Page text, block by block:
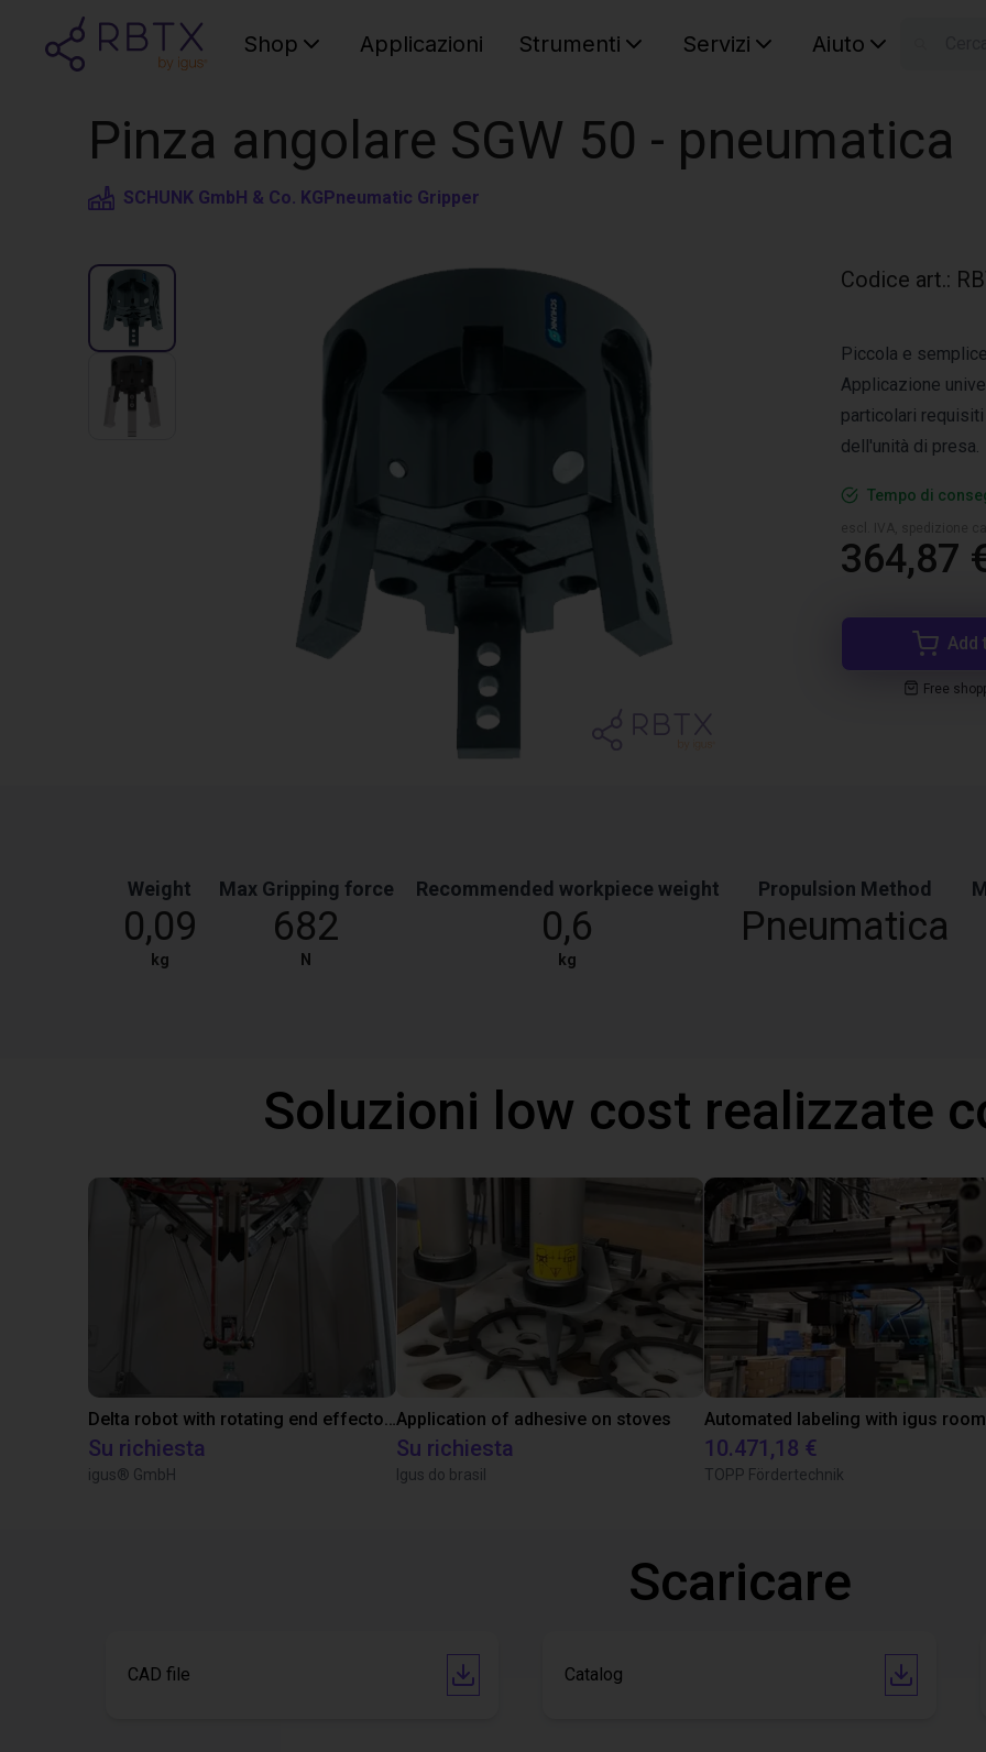
Shop Applicazioni Strumenti Servizi Aiuto
Pinza angolare SGW 50 - pneumatica
SCHUNK GmbH & Co. KGPneumatic Gripper
Codice art.:
Piccola e
Applicazione
particolari
dell'unità di presa.
Tempo di
364,87
Add
Free
Weight
0,09
kg
Max Gripping force
682
N
Recommended workpiece weight
0,6
kg
Propulsion Method
Pneumatica
Soluzioni low cost realizzate
Delta robot with rotating end effector opens bottle
Su richiesta
igus® GmbH
Application of adhesive on stoves
Su richiesta
Igus do brasil
10.471,18 €
TOPP Fördertechnik
Scaricare
CAD file Catalog